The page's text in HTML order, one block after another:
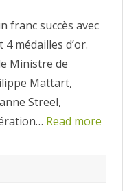
franc succès avec
médailles d’or.
Ministre de
Mattart,
Streel,
Read more